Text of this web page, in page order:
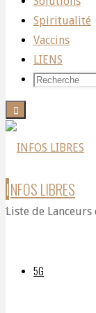
Spiritualité
Vaccins
LIENS
Recherche
Recherche
INFOSLIBRES
Liste de
5G